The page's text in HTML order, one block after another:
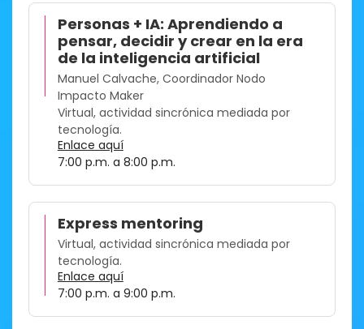
Personas + IA: Aprendiendo a
pensar, decidir y crear en la era
de la inteligencia artificial
Manuel Calvache, Coordinador Nodo
Impacto Maker
Virtual, actividad sincrónica mediada por
tecnología.
Enlace aquí
7:00 p.m. a 8:00 p.m.
Express mentoring
Virtual, actividad sincrónica mediada por
tecnología.
Enlace aquí
7:00 p.m. a 9:00 p.m.